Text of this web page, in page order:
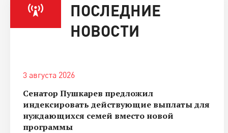
ПОСЛЕДНИЕ
НОВОСТИ
3 августа 2026
Сенатор Пушкарев предложил
индексировать действующие выплаты для
нуждающихся семей вместо новой
программы